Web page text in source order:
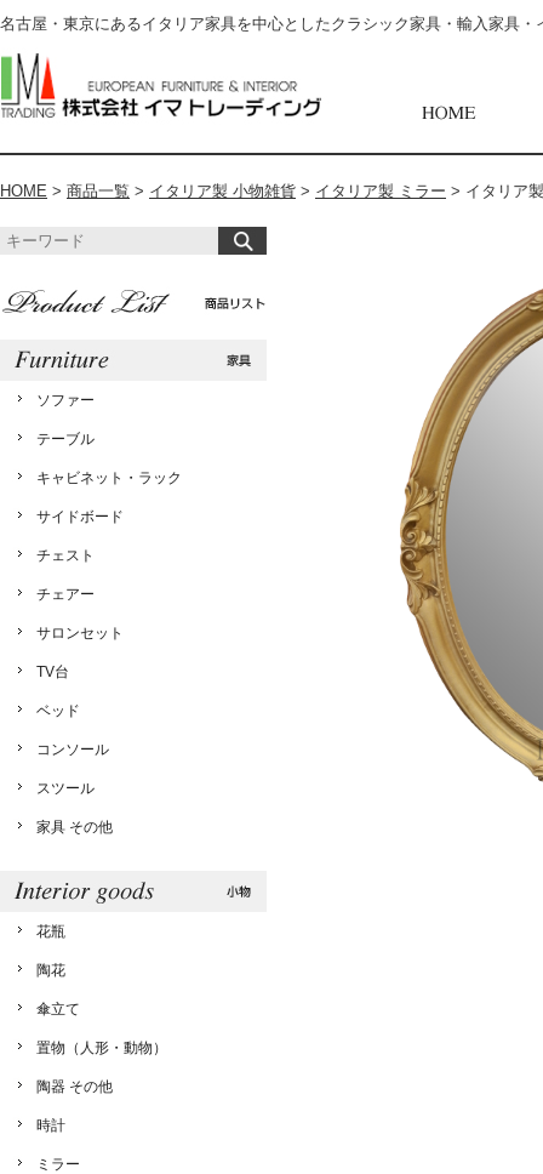
名古屋・東京にあるイタリア家具を中心としたクラシック家具・輸入家具
HOME > 商品一覧 > イタリア製 小物雑貨 > イタリア製 ミラー > イタリア
ソファー
テーブル
キャビネット・ラック
サイドボード
チェスト
チェアー
サロンセット
TV台
ベッド
コンソール
スツール
家具 その他
花瓶
陶花
傘立て
置物（人形・動物）
陶器 その他
時計
ミラー